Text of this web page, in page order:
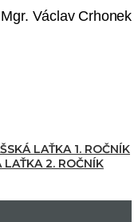
Mgr. Václav Crhonek
LAŤKA 1. ROČNÍK
2. ROČNÍK